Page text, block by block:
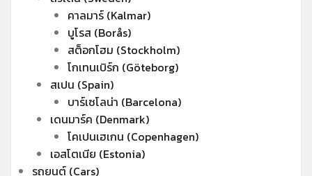
คาลมาร์ (Kalmar)
บูโรส (Borås)
สต็อกโฮม (Stockholm)
โกเทนเบิร์ก (Göteborg)
สเปน (Spain)
บาร์เซโลน่า (Barcelona)
เดนมาร์ค (Denmark)
โคเปนเฮเกน (Copenhagen)
เอสโตเนีย (Estonia)
รถยนต์ (Cars)